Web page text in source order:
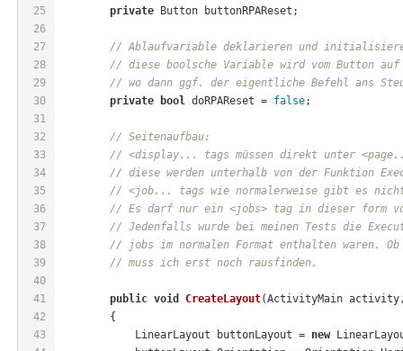
25
26
27
28
29
30
31
32
33
34
35
36
37
38
39
40
41
42
43
private Button buttonRPAReset;
// Ablaufvariable deklarieren und
// diese boolsche Variable wird vom Button auf
// wo dann ggf. der eigentliche Befehl ans
private
bool doRPAReset = false;
// Seitenaufbau:
// <display... tags müssen direkt unter <page...
// diese werden unterhalb von der Funktion
// <job... tags wie normalerweise gibt es
// Es darf nur ein <jobs> tag in dieser form
// Jedenfalls wurde bei meinen Tests die
// jobs im normalen Format enthalten waren.
// muss ich erst noch rausfinden.
public void CreateLayout(ActivityMain activity,
        {
            LinearLayout buttonLayout =
new